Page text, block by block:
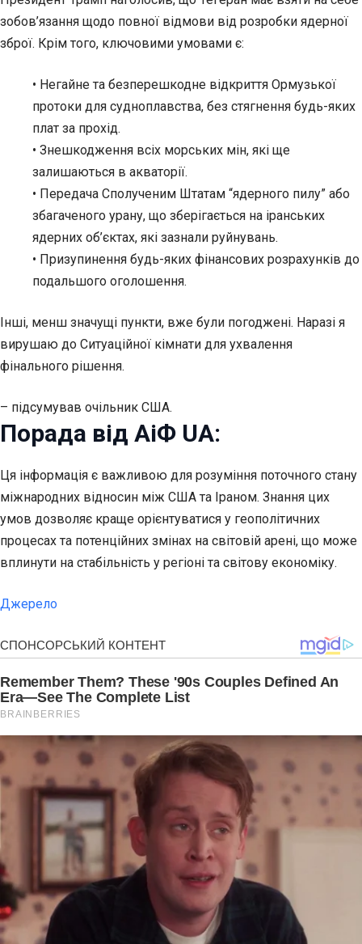
зобов’язання щодо повної відмови від розробки ядерної
зброї. Крім того, ключовими умовами є:
• Негайне та безперешкодне відкриття Ормузької
протоки для судноплавства, без стягнення будь-яких
плат за прохід.
• Знешкодження всіх морських мін, які ще
залишаються в акваторії.
• Передача Сполученим Штатам “ядерного пилу” або
збагаченого урану, що зберігається на іранських
ядерних об’єктах, які зазнали руйнувань.
• Призупинення будь-яких фінансових розрахунків до
подальшого оголошення.
Інші, менш значущі пункти, вже були погоджені. Наразі я
вирушаю до Ситуаційної кімнати для ухвалення
фінального рішення.
– підсумував очільник США.
Порада від АіФ UA:
Ця інформація є важливою для розуміння поточного стану
міжнародних відносин між США та Іраном. Знання цих
умов дозволяє краще орієнтуватися у геополітичних
процесах та потенційних змінах на світовій арені, що може
вплинути на стабільність у регіоні та світову економіку.
Джерело